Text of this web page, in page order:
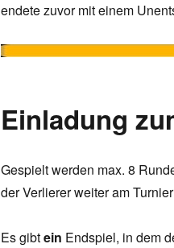
endete zuvor mit einem
Einladung
Gespielt werden max. 8
der Verlierer weiter am
Es gibtein Endspiel, in dem